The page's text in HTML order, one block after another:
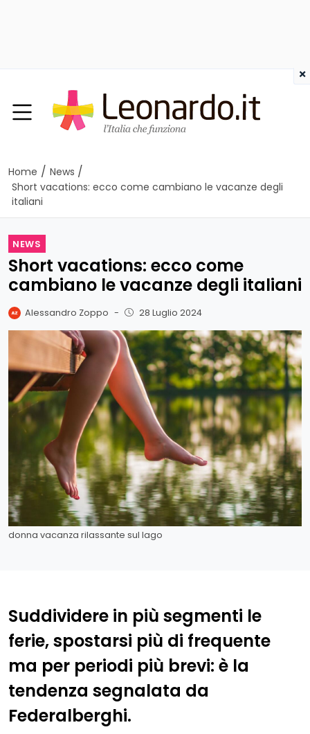
Home / News /
Short vacations: ecco come cambiano le vacanze degli
italiani
NEWS
Short vacations: ecco come
cambiano le vacanze degli italiani
Alessandro Zoppo - 28 Luglio 2024
donna vacanza rilassante sul lago
Suddividere in più segmenti le
ferie, spostarsi più di frequente
ma per periodi più brevi: è la
tendenza segnalata da
Federalberghi.
×